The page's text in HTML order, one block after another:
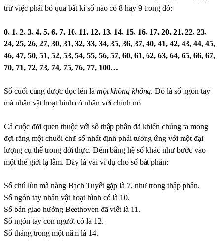
trừ việc phải bỏ qua bất kì số nào có 8 hay 9 trong đó:
0, 1, 2, 3, 4, 5, 6, 7, 10, 11, 12, 13, 14, 15, 16, 17, 20, 21, 22, 23,
24, 25, 26, 27, 30, 31, 32, 33, 34, 35, 36, 37, 40, 41, 42, 43, 44, 45,
46, 47, 50, 51, 52, 53, 54, 55, 56, 57, 60, 61, 62, 63, 64, 65, 66, 67,
70, 71, 72, 73, 74, 75, 76, 77, 100…
Số cuối cùng được đọc lên là một không không. Đó là số ngón tay
mà nhân vật hoạt hình có nhân với chính nó.
Cả cuộc đời quen thuộc với số thập phân đã khiến chúng ta mong
đợi rằng một chuỗi chữ số nhất định phải tương ứng với một đại
lượng cụ thể trong đời thực. Đếm bằng hệ số khác như bước vào
một thế giới lạ lẫm. Đây là vài ví dụ cho số bát phân:
Số chú lùn mà nàng Bạch Tuyết gặp là 7, như trong thập phân.
Số ngón tay nhân vật hoạt hình có là 10.
Số bản giao hưởng Beethoven đã viết là 11.
Số ngón tay con người có là 12.
Số tháng trong một năm là 14.